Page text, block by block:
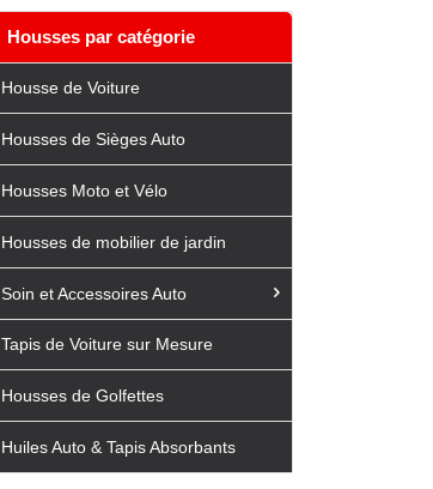
Housses par catégorie
Housse de Voiture
Housses de Sièges Auto
Housses Moto et Vélo
Housses de mobilier de jardin
Soin et Accessoires Auto
Tapis de Voiture sur Mesure
Housses de Golfettes
Huiles Auto & Tapis Absorbants